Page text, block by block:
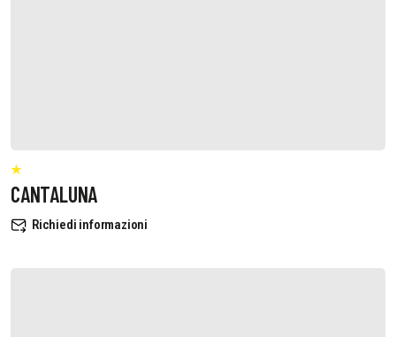
CANTALUNA
Richiedi informazioni